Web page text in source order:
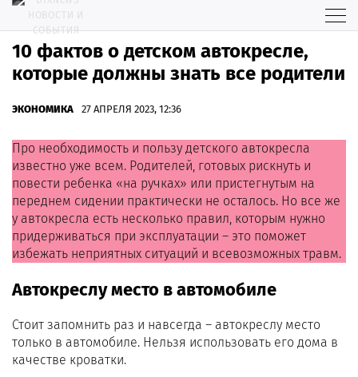
10 фактов о детском автокресле,
которые должны знать все родители
ЭКОНОМИКА 27 АПРЕЛЯ 2023, 12:36
Про необходимость и пользу детского автокресла
известно уже всем. Родителей, готовых рискнуть и
повести ребенка «на ручках» или пристегнутым на
переднем сидении практически не осталось. Но все же
у автокресла есть несколько правил, которым нужно
придерживаться при эксплуатации – это поможет
избежать неприятных ситуаций и всевозможных травм.
Автокреслу место в автомобиле
Стоит запомнить раз и навсегда – автокреслу место
только в автомобиле. Нельзя использовать его дома в
качестве кроватки.